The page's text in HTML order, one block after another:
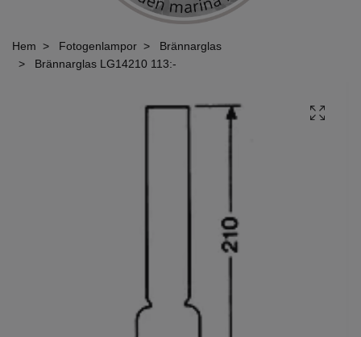
Hem Fotogenlampor
Brännarglas
Brännarglas LG14210 113:-